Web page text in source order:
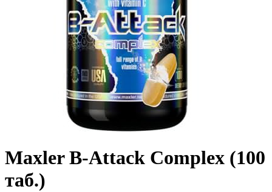
Maxler B-Attack Complex (100
таб.)